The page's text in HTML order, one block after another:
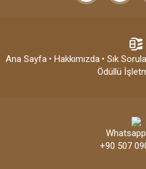
Ana Sayfa • Hakkımızda • Sık
Ödüllü
+90 507